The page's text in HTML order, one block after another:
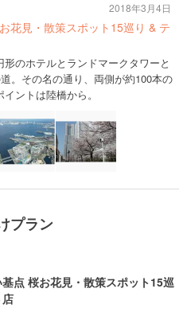
花見・散策スポット15巡り & テ
のホテルとランドマークタワーと
。その名の通り、両側が約100本の
ントは陸橋から。
2018年3月4日
プラン
点 桜お花見・散策スポット15巡